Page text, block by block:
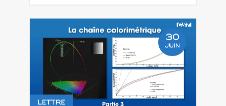
30
JUIN
LETTRE